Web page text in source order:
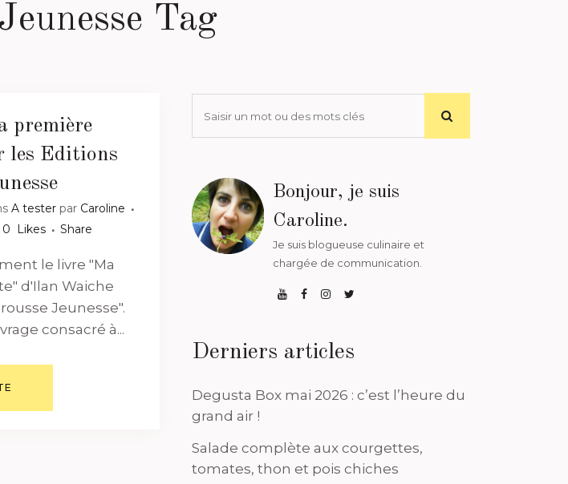
Tag
première
les Editions
A tester par Caroline
0 Likes Share
le livre "Ma
d'Ilan Waiche
Jeunesse".
consacré à...
Bonjour, je suis
Caroline.
Je suis blogueuse culinaire et
chargée de communication.
Derniers articles
Degusta Box mai 2026 : c’est l’heure du
grand air !
Salade complète aux courgettes,
tomates, thon et pois chiches